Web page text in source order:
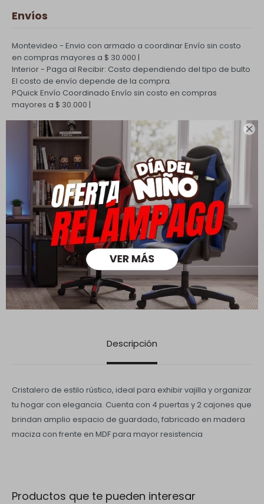

Envíos
Montevideo - Envio con armado a coordinarEnvío sin costo
en compras mayores a $ 30.000 |
Interior - Paga al Recibir: Costo dependiendo del tipo de bulto
El costo de envío depende de la compra.
PQuick Envío Coordinado Envío sin costo en compras
mayores a $ 30.000 |
Cambios y Devoluciones
Todas las compras realizadas tienen un plazo de 5 días para
su cambio.
Ver mas
Medios de pago
Descripción
Cristalero de estilo rústico, ideal para exhibir vajilla y organizar
tu hogar con elegancia. Cuenta con 4 puertas y 2 cajones que
brindan amplio espacio de guardado, fabricado en madera
maciza con frente en MDF para mayor resistencia
Productos que te pueden interesar